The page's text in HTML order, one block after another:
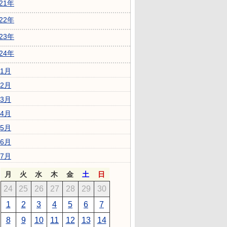
年
年
年
年
1月
2月
3月
4月
5月
6月
7月
月 火 水 木 金 土 日
24 25 26 27 28 29
30
1
2 3 4 5 6
7
8
9 10 11 12 13
14